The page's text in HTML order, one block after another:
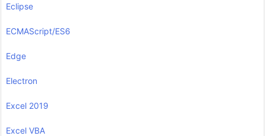
Eclipse
ECMAScript/ES6
Edge
Electron
Excel 2019
Excel VBA